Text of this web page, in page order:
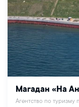
Магадан «На
Агентство по туризму